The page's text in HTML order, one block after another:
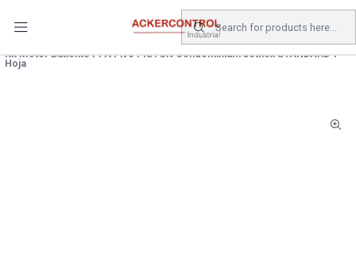
Electronica de Potencia
Kit Motor Batiente PPA Pivo PISTON Condominium Jetflex STANDARD 1
Hoja